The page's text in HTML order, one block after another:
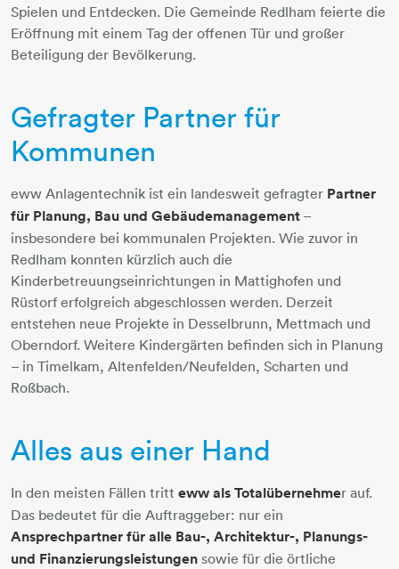
Spielen und Entdecken. Die Gemeinde Redlham feierte die
Eröffnung mit einem Tag der offenen Tür und großer
Beteiligung der Bevölkerung.
Gefragter Partner für
Kommunen
eww Anlagentechnik ist ein landesweit gefragter Partner
für Planung, Bau und Gebäudemanagement –
insbesondere bei kommunalen Projekten. Wie zuvor in
Redlham konnten kürzlich auch die
Kinderbetreuungseinrichtungen in Mattighofen und
Rüstorf erfolgreich abgeschlossen werden. Derzeit
entstehen neue Projekte in Desselbrunn, Mettmach und
Oberndorf. Weitere Kindergärten befinden sich in Planung
– in Timelkam, Altenfelden/Neufelden, Scharten und
Roßbach.
Alles aus einer Hand
In den meisten Fällen tritt eww als Totalübernehmer auf.
Das bedeutet für die Auftraggeber: nur ein
Ansprechpartner für alle Bau-, Architektur-, Planungs-
und Finanzierungsleistungen sowie für die örtliche